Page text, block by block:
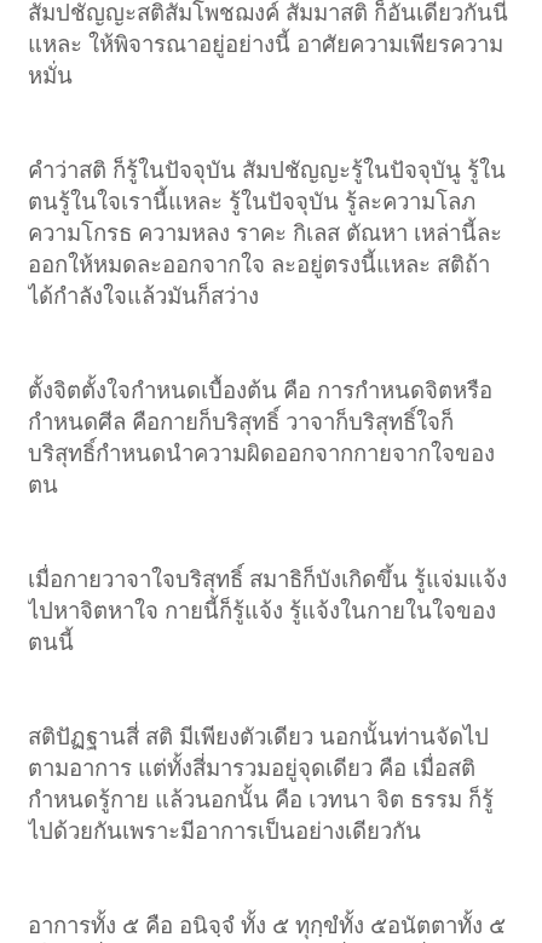
สัมปชัญญะสติสัมโพชฌงค์ สัมมาสติ ก็อันเดียวกันนี่
แหละ ให้พิจารณาอยู่อย่างนี้ อาศัยความเพียรความ
หมั่น
คำว่าสติ ก็รู้ในปัจจุบัน สัมปชัญญะรู้ในปัจจุบันู รู้ใน
ตนรู้ในใจเรานี้แหละ รู้ในปัจจุบัน รู้ละความโลภ
ความโกรธ ความหลง ราคะ กิเลส ตัณหา เหล่านี้ละ
ออกให้หมดละออกจากใจ ละอยู่ตรงนี้แหละ สติถ้า
ได้กำลังใจแล้วมันก็สว่าง
ตั้งจิตตั้งใจกำหนดเบื้องต้น คือ การกำหนดจิตหรือ
กำหนดศีล คือกายก็บริสุทธิ์ วาจาก็บริสุทธิ์ใจก็
บริสุทธิ์กำหนดนำความผิดออกจากกายจากใจของ
ตน
เมื่อกายวาจาใจบริสุทธิ์ สมาธิก็บังเกิดขึ้น รู้แจ่มแจ้ง
ไปหาจิตหาใจ กายนี้ก็รู้แจ้ง รู้แจ้งในกายในใจของ
ตนนี้
สติปัฏฐานสี่ สติ มีเพียงตัวเดียว นอกนั้นท่านจัดไป
ตามอาการ แต่ทั้งสี่มารวมอยู่จุดเดียว คือ เมื่อสติ
กำหนดรู้กาย แล้วนอกนั้น คือ เวทนา จิต ธรรม ก็รู้
ไปด้วยกันเพราะมีอาการเป็นอย่างเดียวกัน
อาการทั้ง ๕ คือ อนิจฺจํ ทั้ง ๕ ทุกฺขํทั้ง ๕อนัตตาทั้ง ๕